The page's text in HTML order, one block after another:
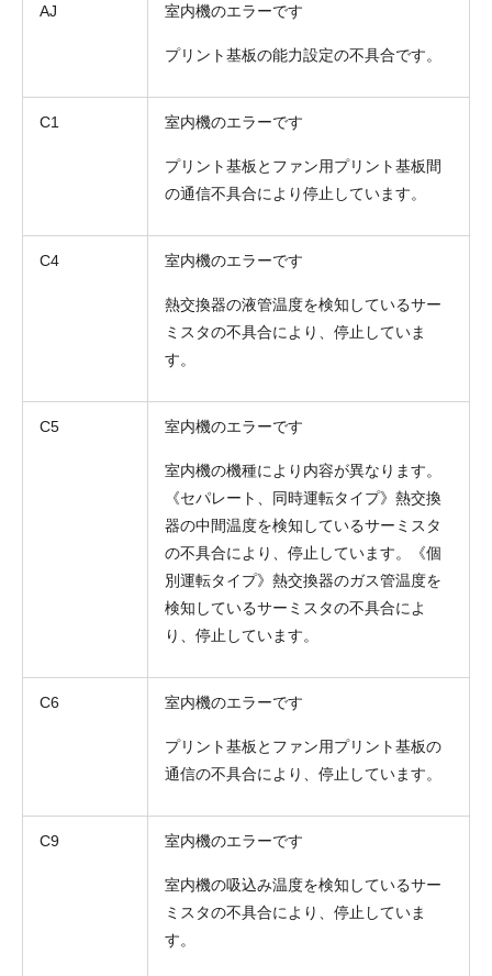
AJ 室内機のエラーです
プリント基板の能力設定の不具合です。
C1 室内機のエラーです
プリント基板とファン用プリント基板間
の通信不具合により停止しています。
C4 室内機のエラーです
熱交換器の液管温度を検知しているサー
ミスタの不具合により、停止していま
す。
C5 室内機のエラーです
室内機の機種により内容が異なります。
《セパレート、同時運転タイプ》熱交換
器の中間温度を検知しているサーミスタ
の不具合により、停止しています。《個
別運転タイプ》熱交換器のガス管温度を
検知しているサーミスタの不具合によ
り、停止しています。
C6 室内機のエラーです
プリント基板とファン用プリント基板の
通信の不具合により、停止しています。
C9 室内機のエラーです
室内機の吸込み温度を検知しているサー
ミスタの不具合により、停止していま
す。
メールアドレス
お問合せ内容
(ご選択ください)
工事お見積り依頼
その他